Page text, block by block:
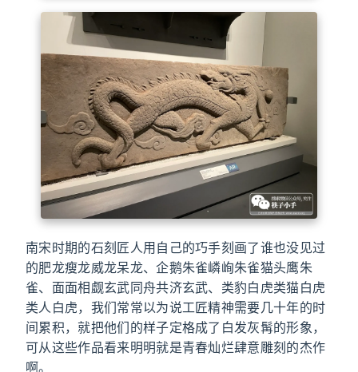
南宋时期的石刻匠人用自己的巧手刻画了谁也没见过
的肥龙瘦龙威龙呆龙、企鹅朱雀嶙峋朱雀猫头鹰朱
雀、面面相觑玄武同舟共济玄武、类豹白虎类猫白虎
类人白虎，我们常常以为说工匠精神需要几十年的时
间累积，就把他们的样子定格成了白发灰髯的形象，
可从这些作品看来明明就是青春灿烂肆意雕刻的杰作
啊。